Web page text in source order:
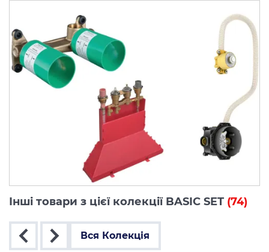
Інші товари з цієї колекції BASIC SET (74)
Вся Колекція